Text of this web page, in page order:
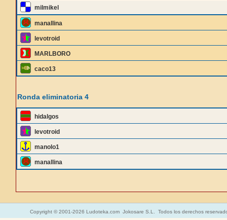
milmikel
manallina
levotroid
MARLBORO
caco13
Ronda eliminatoria 4
hidalgos
levotroid
manolo1
manallina
Copyright © 2001-2026 Ludoteka.com Jokosare S.L. Todos los derechos